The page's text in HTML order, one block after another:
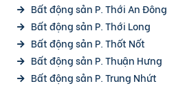
Bất động sản P. Thới An Đông
Bất động sản P. Thới Long
Bất động sản P. Thốt Nốt
Bất động sản P. Thuận Hưng
Bất động sản P. Trung Nhứt